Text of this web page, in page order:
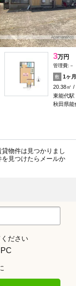
3万円
管理費:－
敷
1ヶ月
20.38㎡
東能代駅
秋田県能
物件は見つかりまし
見つけたらメールか
ださい
PC